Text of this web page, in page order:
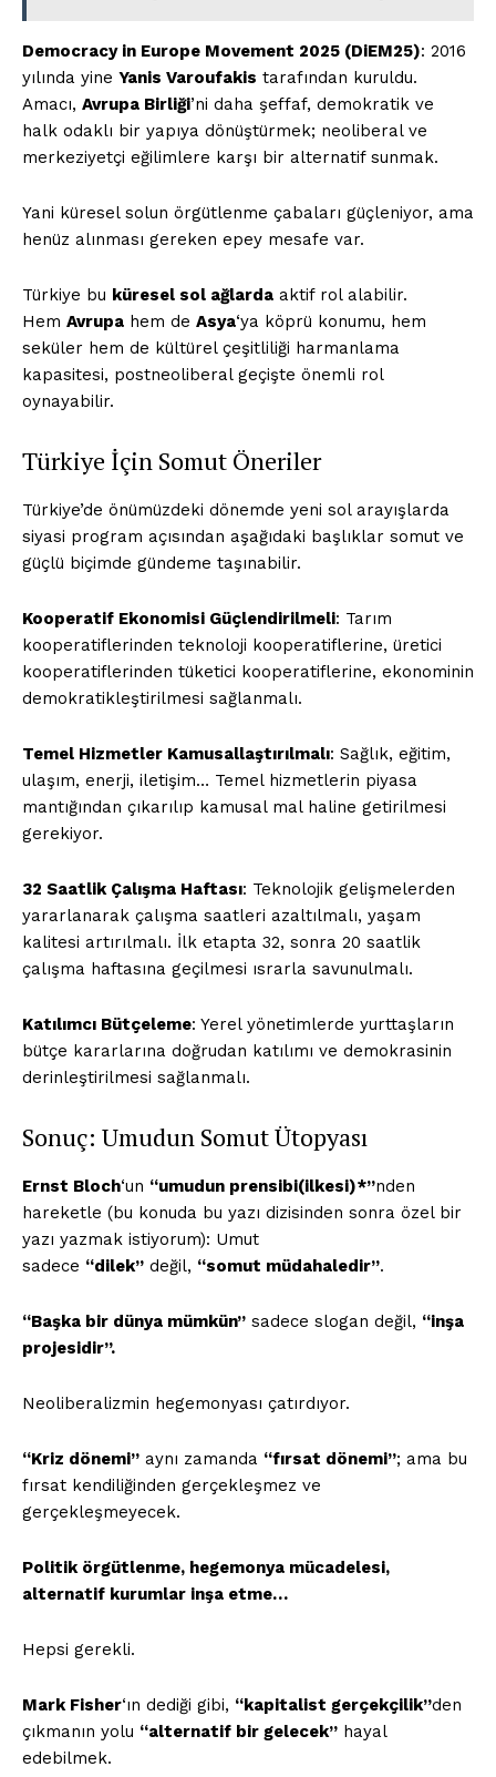
Democracy in Europe Movement 2025 (DiEM25): 2016
yılında yine Yanis Varoufakis tarafından kuruldu.
Amacı, Avrupa Birliği’ni daha şeffaf, demokratik ve
halk odaklı bir yapıya dönüştürmek; neoliberal ve
merkeziyetçi eğilimlere karşı bir alternatif sunmak.
Yani küresel solun örgütlenme çabaları güçleniyor, ama
henüz alınması gereken epey mesafe var.
Türkiye bu küresel sol ağlarda aktif rol alabilir.
Hem Avrupa hem de Asya‘ya köprü konumu, hem
seküler hem de kültürel çeşitliliği harmanlama
kapasitesi, postneoliberal geçişte önemli rol
oynayabilir.
Türkiye İçin Somut Öneriler
Türkiye’de önümüzdeki dönemde yeni sol arayışlarda
siyasi program açısından aşağıdaki başlıklar somut ve
güçlü biçimde gündeme taşınabilir.
Kooperatif Ekonomisi Güçlendirilmeli: Tarım
kooperatiflerinden teknoloji kooperatiflerine, üretici
kooperatiflerinden tüketici kooperatiflerine, ekonominin
demokratikleştirilmesi sağlanmalı.
Temel Hizmetler Kamusallaştırılmalı: Sağlık, eğitim,
ulaşım, enerji, iletişim… Temel hizmetlerin piyasa
mantığından çıkarılıp kamusal mal haline getirilmesi
gerekiyor.
32 Saatlik Çalışma Haftası: Teknolojik gelişmelerden
yararlanarak çalışma saatleri azaltılmalı, yaşam
kalitesi artırılmalı. İlk etapta 32, sonra 20 saatlik
çalışma haftasına geçilmesi ısrarla savunulmalı.
Katılımcı Bütçeleme: Yerel yönetimlerde yurttaşların
bütçe kararlarına doğrudan katılımı ve demokrasinin
derinleştirilmesi sağlanmalı.
Sonuç: Umudun Somut Ütopyası
Ernst Bloch‘un “umudun prensibi(ilkesi)*”nden
hareketle (bu konuda bu yazı dizisinden sonra özel bir
yazı yazmak istiyorum): Umut
sadece “dilek” değil, “somut müdahaledir”.
“Başka bir dünya mümkün” sadece slogan değil, “inşa
projesidir”.
Neoliberalizmin hegemonyası çatırdıyor.
“Kriz dönemi” aynı zamanda “fırsat dönemi”; ama bu
fırsat kendiliğinden gerçekleşmez ve
gerçekleşmeyecek.
Politik örgütlenme, hegemonya mücadelesi,
alternatif kurumlar inşa etme…
Hepsi gerekli.
Mark Fisher‘ın dediği gibi, “kapitalist gerçekçilik”den
çıkmanın yolu “alternatif bir gelecek” hayal
edebilmek.